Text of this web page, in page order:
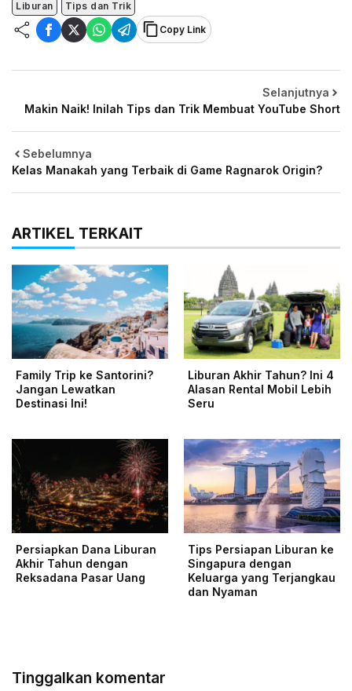
Liburan
Tips dan Trik
Copy Link
Sebelumnya
Kelas Manakah yang Terbaik di Game Ragnarok Origin?
Selanjutnya
Makin Naik! Inilah Tips dan Trik Membuat YouTube Short
ARTIKEL TERKAIT
Family Trip ke Santorini?
Jangan Lewatkan
Destinasi Ini!
Liburan Akhir Tahun? Ini 4
Alasan Rental Mobil Lebih
Seru
Persiapkan Dana Liburan
Akhir Tahun dengan
Reksadana Pasar Uang
Tips Persiapan Liburan ke
Singapura dengan
Keluarga yang Terjangkau
dan Nyaman
Tinggalkan komentar